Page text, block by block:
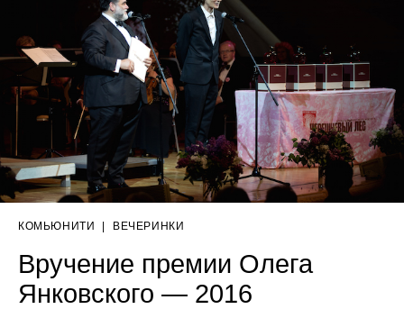
КОМЬЮНИТИ | ВЕЧЕРИНКИ
Вручение премии Олега
Янковского — 2016